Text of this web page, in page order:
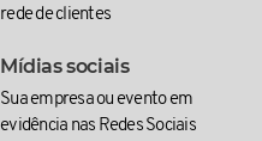
rede de clientes
Mídias sociais
Sua empresa ou evento em
evidência nas Redes Sociais